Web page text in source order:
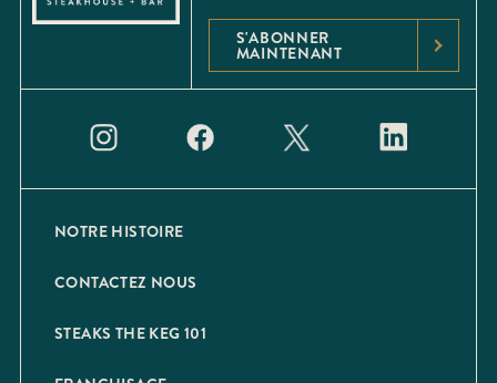
S'ABONNER
MAINTENANT
NOTRE HISTOIRE
CONTACTEZ NOUS
STEAKS THE KEG 101